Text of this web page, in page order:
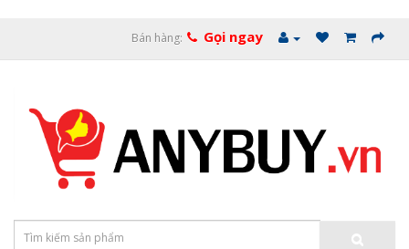
Bán hàng: Gọi ngay